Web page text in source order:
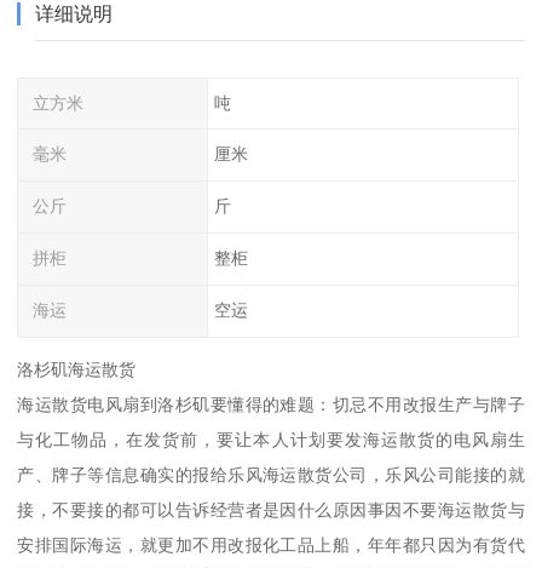
详细说明
立方米 吨
毫米 厘米
公斤 斤
拼柜 整柜
海运 空运
洛杉矶海运散货
海运散货电风扇到洛杉矶要懂得的难题：切忌不用改报生产与牌子
与化工物品，在发货前，要让本人计划要发海运散货的电风扇生
产、牌子等信息确实的报给乐风海运散货公司，乐风公司能接的就
接，不要接的都可以告诉经营者是因什么原因事因不要海运散货与
安排国际海运，就更加不用改报化工品上船，年年都只因为有货代